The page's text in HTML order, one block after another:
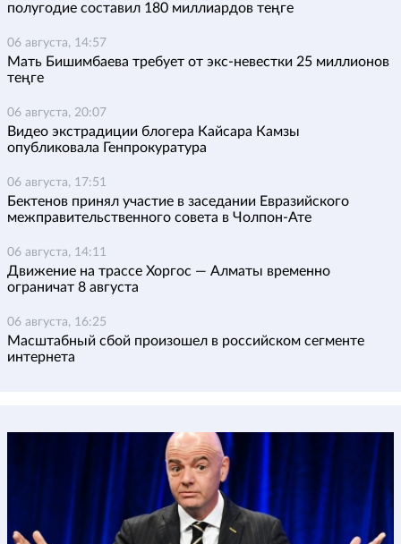
полугодие составил 180 миллиардов теңге
06 августа, 14:57
Мать Бишимбаева требует от экс-невестки 25 миллионов
теңге
06 августа, 20:07
Видео экстрадиции блогера Кайсара Камзы
опубликовала Генпрокуратура
06 августа, 17:51
Бектенов принял участие в заседании Евразийского
межправительственного совета в Чолпон-Ате
06 августа, 14:11
Движение на трассе Хоргос — Алматы временно
ограничат 8 августа
06 августа, 16:25
Масштабный сбой произошел в российском сегменте
интернета